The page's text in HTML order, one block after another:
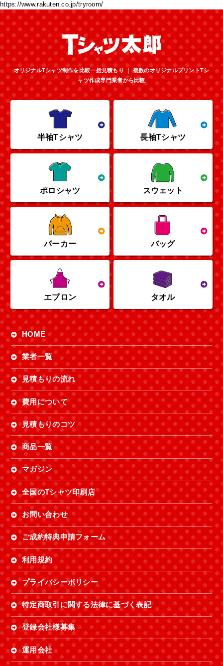
https://www.rakuten.co.jp/tryroom/
オリジナルTシャツ制作を比較一括見積もり ｜ 複数のオリジナルプリントTシ
ャツ作成専門業者から比較
半袖Tシャツ 長袖Tシャツ
ポロシャツ スウェット
パーカー バッグ
エプロン タオル
HOME
業者一覧
見積もりの流れ
費用について
見積もりのコツ
商品一覧
マガジン
全国のTシャツ印刷店
お問い合わせ
ご成約特典申請フォーム
利用規約
プライバシーポリシー
特定商取引に関する法律に基づく表記
登録会社様募集
運用会社